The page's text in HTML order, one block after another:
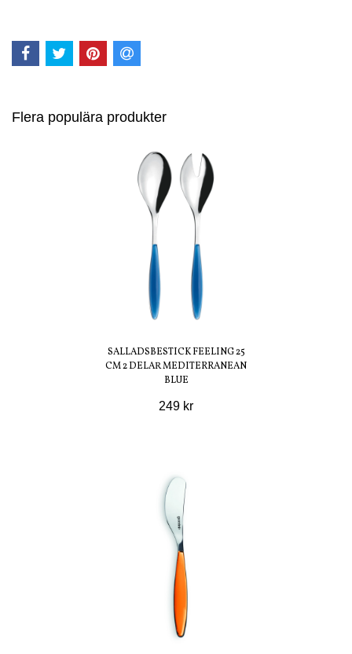
Flera populära produkter
SALLADSBESTICK FEELING 25
CM 2 DELAR MEDITERRANEAN
BLUE
249 kr